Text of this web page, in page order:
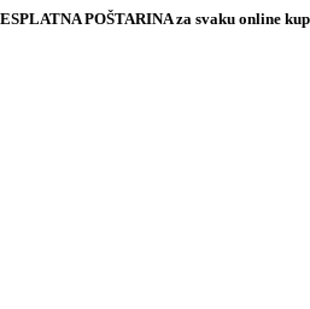
za svaku online